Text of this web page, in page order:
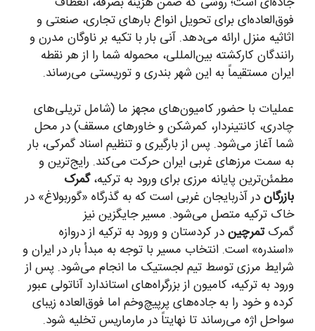
فوق‌العاده‌ای برای تحویل انواع بارهای تجاری، صنعتی و
اثاثیه منزل ارائه می‌دهد. آنی بار با تکیه بر ناوگان مدرن و
رانندگان کارکشته بین‌المللی، محموله شما را از هر نقطه
ایران مستقیماً به این شهر بندری و توریستی می‌رساند.
عملیات با حضور کامیون‌های مجهز ما (شامل تریلی‌های
چادری، کانتینردار، کمرشکن و خاورهای مسقف) در محل
شما آغاز می‌شود. پس از بارگیری و تنظیم اسناد گمرکی، بار
به سمت مرزهای غربی ایران حرکت می‌کند. رایج‌ترین و
مطمئن‌ترین پایانه مرزی برای ورود به ترکیه،گمرک
بازرگاندر آذربایجان غربی است که به گذرگاه «گوربولاغ» در
خاک ترکیه متصل می‌شود. مسیر جایگزین نیز
گمرکتمرچیندر کردستان و ورود به ترکیه از دروازه
«اسندره» است. انتخاب مسیر با توجه به مبدأ بار در ایران و
شرایط مرزی توسط تیم لجستیک ما انجام می‌شود. پس از
ورود به ترکیه، کامیون از بزرگراه‌های استاندارد آناتولی عبور
کرده و خود را به جاده‌های پرپیچ‌و‌خم اما فوق‌العاده زیبای
سواحل اژه می‌رساند تا نهایتاً در مارماریس تخلیه شود.